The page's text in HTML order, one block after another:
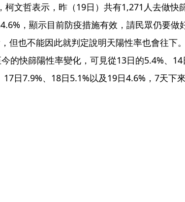
柯文哲表示，昨（19日）共有1,271人去做快
，顯示目前防疫措施有效，請民眾仍要做
但也不能因此就判定說明天陽性率也會往下
的快篩陽性率變化，可見從13日的5.4%、14
17日7.9%、18日5.1%以及19日4.6%，7天下